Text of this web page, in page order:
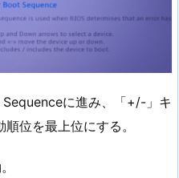
に進み、「+/-」キ
位を最上位にする。